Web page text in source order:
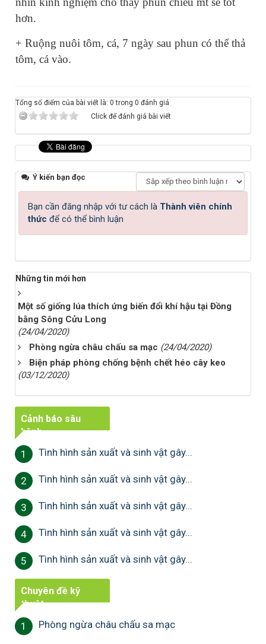
hơn.
+ Ruộng nuôi tôm, cá, 7 ngày sau phun có thể thả
tôm, cá vào.
Tổng số điểm của bài viết là: 0 trong 0 đánh giá
Click để đánh giá bài viết
Ý kiến bạn đọc
Bạn cần đăng nhập với tư cách là Thành viên chính
thức để có thể bình luận
Những tin mới hơn
Một số giống lúa thích ứng biến đổi khí hậu tại Đồng
bằng Sông Cửu Long
(24/04/2020)
Phòng ngừa châu chấu sa mạc (24/04/2020)
Biện pháp phòng chống bệnh chết héo cây keo
(03/12/2020)
Cảnh báo sâu
bệnh
1 Tình hình sản xuất và sinh vật gây...
2 Tình hình sản xuất và sinh vật gây...
3 Tình hình sản xuất và sinh vật gây...
4 Tình hình sản xuất và sinh vật gây...
5 Tình hình sản xuất và sinh vật gây...
Chuyên đề kỹ
thuật
1 Phòng ngừa châu chấu sa mạc